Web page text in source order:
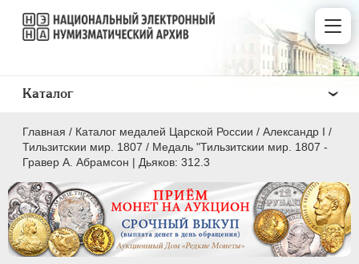
Главная / Каталог медалей Царской России / Александр I /
Тильзитскии мир. 1807 / Медаль "Тильзитскии мир. 1807 -
Гравер А. Абрамсон | Дьяков: 312.3
Каталог
ВСЕ
ПEТР I 1699-1725